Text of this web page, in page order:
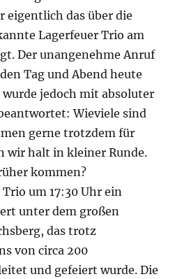
eigentlich das über die
Lagerfeuer Trio am
Der unangenehme Anruf
Tag und Abend heute
jedoch mit absoluter
Wieviele sind
gerne trotzdem für
wir halt in kleiner Runde.
kommen?
um 17:30 Uhr ein
unter dem großen
das trotz
von circa 200
und gefeiert wurde. Die